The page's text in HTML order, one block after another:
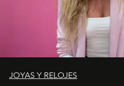
JOYAS Y RELOJES